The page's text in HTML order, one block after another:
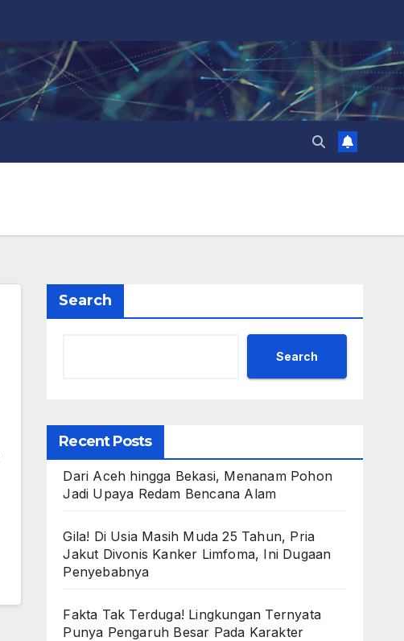
Search
Search
Recent Posts
Dari Aceh hingga Bekasi, Menanam Pohon
Jadi Upaya Redam Bencana Alam
Gila! Di Usia Masih Muda 25 Tahun, Pria
Jakut Divonis Kanker Limfoma, Ini Dugaan
Penyebabnya
Fakta Tak Terduga! Lingkungan Ternyata
Punya Pengaruh Besar Pada Karakter